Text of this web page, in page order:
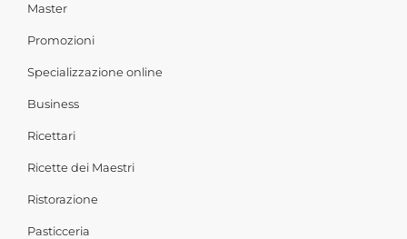
Master
Promozioni
Specializzazione online
Business
Ricettari
Ricette dei Maestri
Ristorazione
Pasticceria